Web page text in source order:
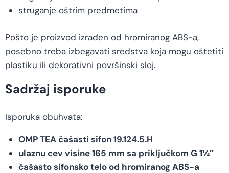
struganje oštrim predmetima
Pošto je proizvod izrađen od hromiranog ABS-a,
posebno treba izbegavati sredstva koja mogu oštetiti
plastiku ili dekorativni površinski sloj.
Sadržaj isporuke
Isporuka obuhvata:
OMP TEA čašasti sifon 19.124.5.H
ulaznu cev visine 165 mm sa priključkom G 1¼″
čašasto sifonsko telo od hromiranog ABS-a